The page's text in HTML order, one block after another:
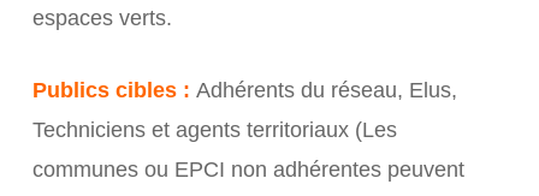
espaces verts.
Publics cibles : Adhérents du réseau, Elus,
Techniciens et agents territoriaux (Les
communes ou EPCI non adhérentes peuvent